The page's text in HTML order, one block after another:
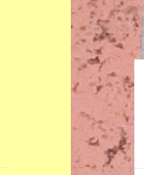
ナ
ビ